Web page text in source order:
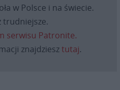
w Polsce i na świecie.
trudniejsze.
serwisu Patronite.
znajdziesztutaj.